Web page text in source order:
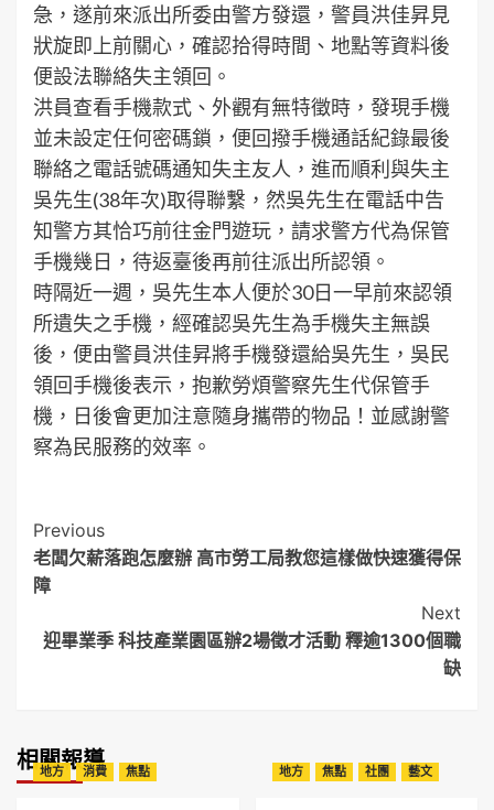
急，遂前來派出所委由警方發還，警員洪佳昇見
狀旋即上前關心，確認拾得時間、地點等資料後
便設法聯絡失主領回。
洪員查看手機款式、外觀有無特徵時，發現手機
並未設定任何密碼鎖，便回撥手機通話紀錄最後
聯絡之電話號碼通知失主友人，進而順利與失主
吳先生(38年次)取得聯繫，然吳先生在電話中告
知警方其恰巧前往金門遊玩，請求警方代為保管
手機幾日，待返臺後再前往派出所認領。
時隔近一週，吳先生本人便於30日一早前來認領
所遺失之手機，經確認吳先生為手機失主無誤
後，便由警員洪佳昇將手機發還給吳先生，吳民
領回手機後表示，抱歉勞煩警察先生代保管手
機，日後會更加注意隨身攜帶的物品！並感謝警
察為民服務的效率。
Post
Navigation
Previous
老闆欠薪落跑怎麼辦 高市勞工局教您這樣做快速獲得保
障
Next
迎畢業季 科技產業園區辦2場徵才活動 釋逾1300個職
缺
相關報導
地方 消費 焦點 地方 焦點 社團 藝文